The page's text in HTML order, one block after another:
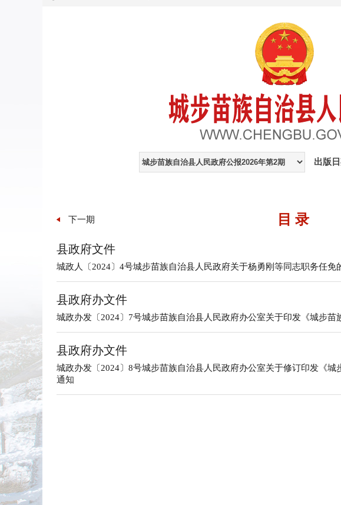
出版
下一期 目 录
县政府文件
城政人〔2024〕4号城步苗族自治县人民政府关于杨勇刚等同志职务任免
县政府办文件
城政办发〔2024〕7号城步苗族自治县人民政府办公室关于印发《城步苗
县政府办文件
城政办发〔2024〕8号城步苗族自治县人民政府办公室关于修订印发《
通知